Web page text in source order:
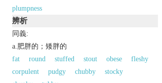
plumpness
辨析
同義:
a.肥胖的；矮胖的
fat
round stuffed stout obese
fleshy
corpulent
pudgy chubby
stocky